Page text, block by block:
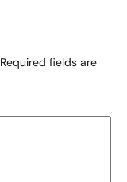
Required fields are